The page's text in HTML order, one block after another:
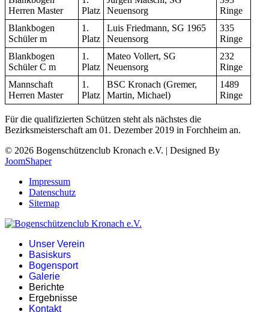
Herren Master
Platz
Neuensorg
Ringe
Blankbogen
Schüler m
1.
Platz
Luis Friedmann, SG 1965
Neuensorg
335
Ringe
Blankbogen
Schüler C m
1.
Platz
Mateo Vollert, SG
Neuensorg
232
Ringe
Mannschaft
Herren Master
1.
Platz
BSC Kronach (Gremer,
Martin, Michael)
1489
Ringe
Für die qualifizierten Schützen steht als nächstes die
Bezirksmeisterschaft am 01. Dezember 2019 in Forchheim an.
© 2026 Bogenschützenclub Kronach e.V. | Designed By
JoomShaper
Impressum
Datenschutz
Sitemap
Unser Verein
Basiskurs
Bogensport
Galerie
Berichte
Ergebnisse
Kontakt